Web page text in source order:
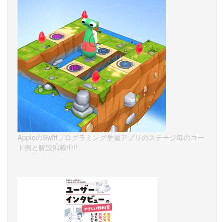
AppleのSwiftプログラミング学習アプリのステージ毎のコー
ド例と解説掲載中!!